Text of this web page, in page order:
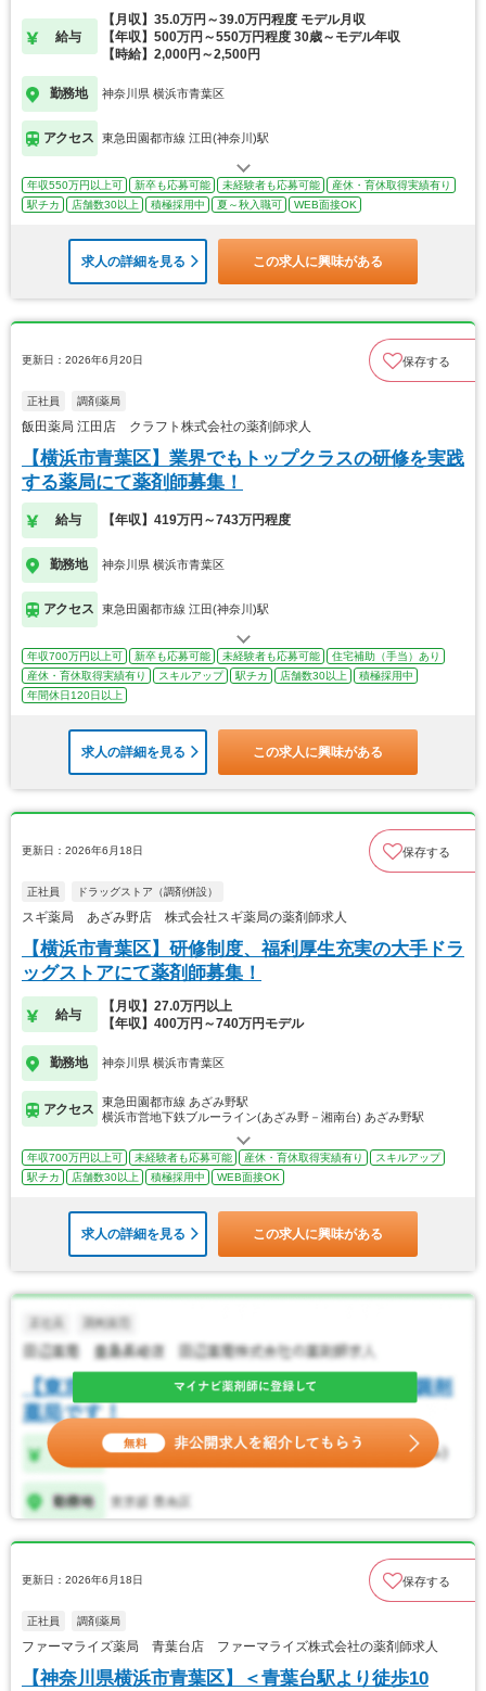
給与
【月収】35.0万円～39.0万円程度 モデル月収
【年収】500万円～550万円程度 30歳～モデル年収
【時給】2,000円～2,500円
勤務地 神奈川県 横浜市青葉区
アクセス 東急田園都市線 江田(神奈川)駅
年収550万円以上可 新卒も応募可能 未経験者も応募可能
産休・育休取得実績有り
駅チカ
店舗数30以上 積極採用中 夏～秋入職可 WEB面接OK
求人の詳細を見る この求人に興味がある
更新日：2026年6月20日 保存する
正社員 調剤薬局
飯田薬局 江田店 クラフト株式会社の薬剤師求人
【横浜市青葉区】業界でもトップクラスの研修を実践
する薬局にて薬剤師募集！
給与 【年収】419万円～743万円程度
勤務地 神奈川県 横浜市青葉区
アクセス 東急田園都市線 江田(神奈川)駅
年収700万円以上可 新卒も応募可能 未経験者も応募可能
住宅補助（手当）あり
産休・育休取得実績有り
スキルアップ 駅チカ 店舗数30以上
積極採用中
年間休日120日以上
求人の詳細を見る この求人に興味がある
更新日：2026年6月18日 保存する
正社員 ドラッグストア（調剤併設）
スギ薬局 あざみ野店 株式会社スギ薬局の薬剤師求人
【横浜市青葉区】研修制度、福利厚生充実の大手ドラ
ッグストアにて薬剤師募集！
給与
【月収】27.0万円以上
【年収】400万円～740万円モデル
勤務地 神奈川県 横浜市青葉区
アクセス
東急田園都市線 あざみ野駅
横浜市営地下鉄ブルーライン(あざみ野－湘南台) あざみ野駅
年収700万円以上可 未経験者も応募可能 産休・育休取得実績有り
スキルアップ
駅チカ
店舗数30以上 積極採用中 WEB面接OK
求人の詳細を見る この求人に興味がある
更新日：2026年6月18日 保存する
正社員 調剤薬局
ファーマライズ薬局 青葉台店 ファーマライズ株式会社の薬剤師求人
【神奈川県横浜市青葉区】＜青葉台駅より徒歩10